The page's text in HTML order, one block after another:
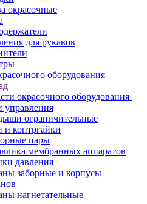
окрасочные
для рукавов
оборудования
окрасочного оборудования
управления
ограничительные
и контргайки
пары
мембранных аппаратов
давления
заборные и корпусы
нагнетательные